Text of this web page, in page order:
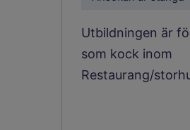
Utbildningen är
som kock inom
Restaurang/